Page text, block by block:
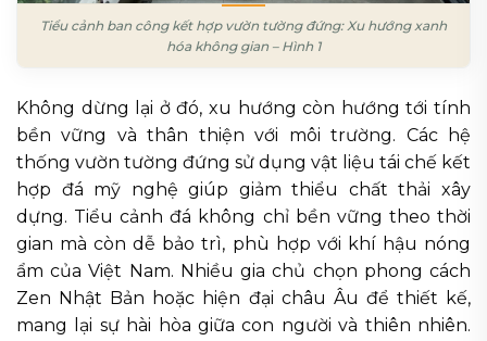
Tiểu cảnh ban công kết hợp vườn tường đứng: Xu hướng xanh
hóa không gian – Hình 1
Không dừng lại ở đó, xu hướng còn hướng tới tính
bền vững và thân thiện với môi trường. Các hệ
thống vườn tường đứng sử dụng vật liệu tái chế kết
hợp đá mỹ nghệ giúp giảm thiểu chất thải xây
dựng. Tiểu cảnh đá không chỉ bền vững theo thời
gian mà còn dễ bảo trì, phù hợp với khí hậu nóng
ẩm của Việt Nam. Nhiều gia chủ chọn phong cách
Zen Nhật Bản hoặc hiện đại châu Âu để thiết kế,
mang lại sự hài hòa giữa con người và thiên nhiên.